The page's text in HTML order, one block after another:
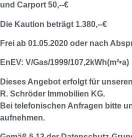
und Carport 50,--€
Die Kaution beträgt 1.380,--€
Frei ab 01.05.2020 oder nach
EnEV: V/Gas/1999/107,2kWh(m²•a)
Dieses Angebot erfolgt für
R. Schröder Immobilien KG.
Bei telefonischen Anfragen bitte
aufnehmen.